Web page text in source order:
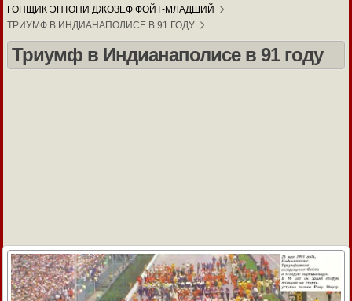
ГОНЩИК ЭНТОНИ ДЖОЗЕФ ФОЙТ-МЛАДШИЙ
ТРИУМФ В ИНДИАНАПОЛИСЕ В 91 ГОДУ
Триумф в Индианаполисе в 91 году